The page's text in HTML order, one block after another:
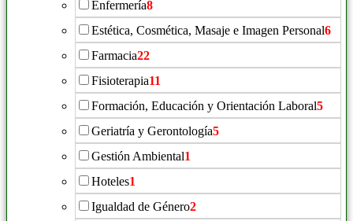
Enfermería8
Estética, Cosmética, Masaje e Imagen Personal6
Farmacia22
Fisioterapia11
Formación, Educación y Orientación Laboral5
Geriatría y Gerontología5
Gestión Ambiental1
Hoteles1
Igualdad de Género2